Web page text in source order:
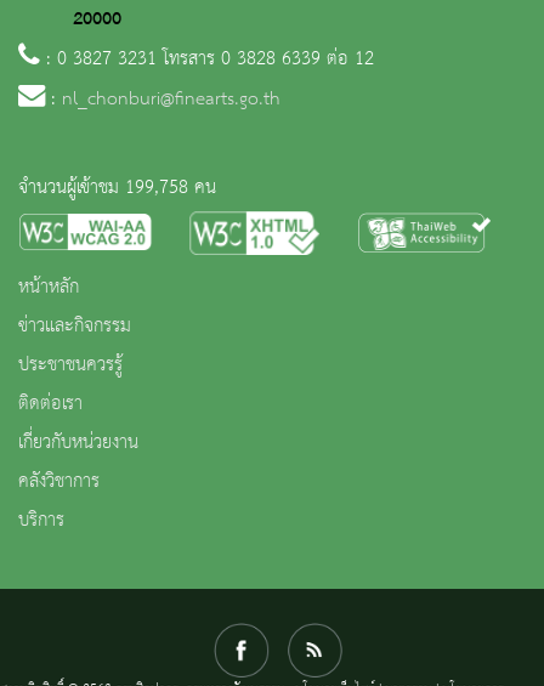
20000
: 0 3827 3231 โทรสาร 0 3828 6339 ต่อ 12
: nl_chonburi@finearts.go.th
จำนวนผู้เข้าชม 199,758 คน
หน้าหลัก
ข่าวและกิจกรรม
ประชาชนควรรู้
ติดต่อเรา
เกี่ยวกับหน่วยงาน
คลังวิชาการ
บริการ